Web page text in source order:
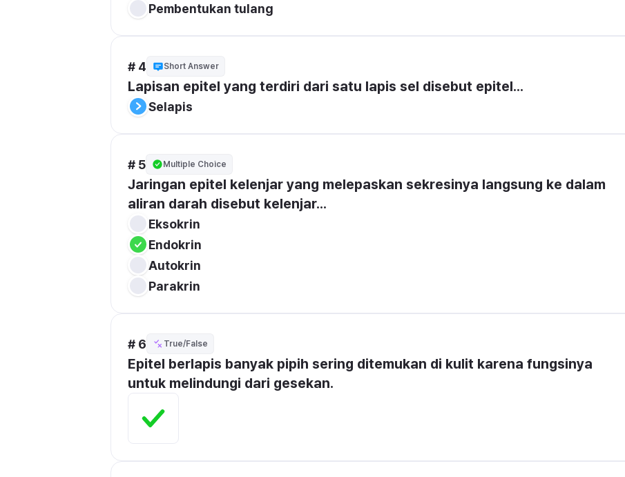
Pembentukan tulang
# 4 Short Answer
Lapisan epitel yang terdiri dari satu lapis sel disebut epitel...
Selapis
# 5 Multiple Choice
Jaringan epitel kelenjar yang melepaskan sekresinya langsung ke dalam
aliran darah disebut kelenjar...
Eksokrin
Endokrin
Autokrin
Parakrin
# 6 True/False
Epitel berlapis banyak pipih sering ditemukan di kulit karena fungsinya
untuk melindungi dari gesekan.